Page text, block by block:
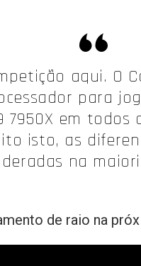
aqui. O
para
7950X em
isto, as
na
de raio na